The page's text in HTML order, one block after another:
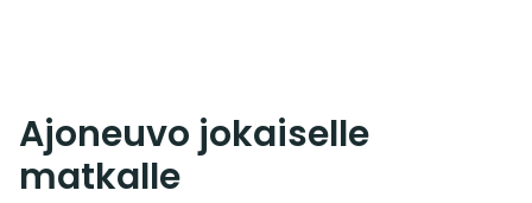
Ajoneuvo jokaiselle
matkalle